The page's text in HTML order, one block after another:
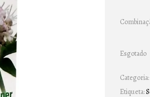
Esgotado
Categoria:
Etiqueta: